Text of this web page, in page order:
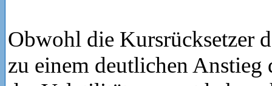
Obwohl die Kursrücksetzer
zu einem deutlichen Anstieg